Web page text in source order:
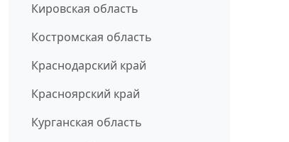
Кировская область
Костромская область
Краснодарский край
Красноярский край
Курганская область